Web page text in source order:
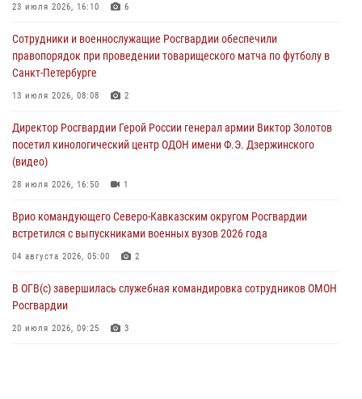
посетили мастер-класс по художественной гимнастике
05 августа 2026, 13:00
Офицеры Росгвардии и ветераны войск правопорядка почтили
05 августа 2026, 12:40
Росгвардейцы приняли участие в акции «Волна памяти»,
посвящённой 83‑й годовщине освобождения Белгорода от
05 августа 2026, 12:13 1
23 июля 2026, 16:10 6
Сотрудники и военнослужащие Росгвардии обеспечили
правопорядок при проведении товарищеского матча по футболу в
Санкт-Петербурге
13 июля 2026, 08:08 2
Директор Росгвардии Герой России генерал армии Виктор Золотов
посетил кинологический центр ОДОН имени Ф.Э. Дзержинского
(видео)
28 июля 2026, 16:50 1
Врио командующего Северо-Кавказским округом Росгвардии
встретился с выпускниками военных вузов 2026 года
04 августа 2026, 05:00 2
В ОГВ(с) завершилась служебная командировка сотрудников ОМОН
Росгвардии
20 июля 2026, 09:25 3